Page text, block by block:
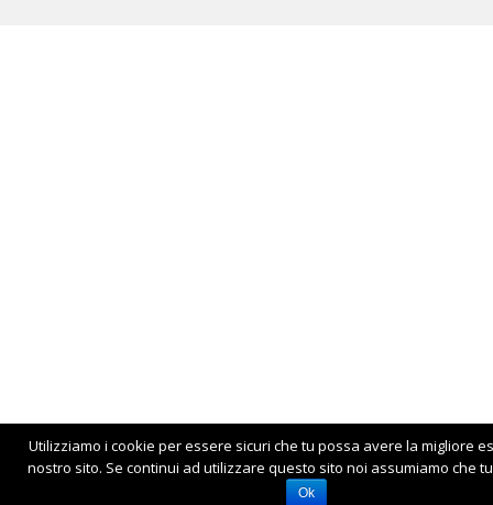
Utilizziamo i cookie per essere sicuri che tu possa avere la migliore
nostro sito. Se continui ad utilizzare questo sito noi assumiamo che
Ok